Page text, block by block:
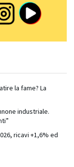
la fame? La
industriale.
ricavi +1,6% ed